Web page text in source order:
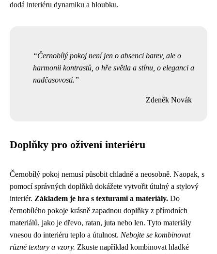
dodá interiéru dynamiku a hloubku.
Černobílý pokoj není jen o absenci barev, ale o
harmonii kontrastů, o hře světla a stínu, o eleganci a
nadčasovosti.
Zdeněk Novák
Doplňky pro oživení interiéru
Černobílý pokoj nemusí působit chladně a neosobně. Naopak, s
pomocí správných doplňků dokážete vytvořit útulný a stylový
interiér. Základem je hra s texturami a materiály. Do
černobílého pokoje krásně zapadnou doplňky z přírodních
materiálů, jako je dřevo, ratan, juta nebo len. Tyto materiály
vnesou do interiéru teplo a útulnost. Nebojte se kombinovat
různé textury a vzory. Zkuste například kombinovat hladké